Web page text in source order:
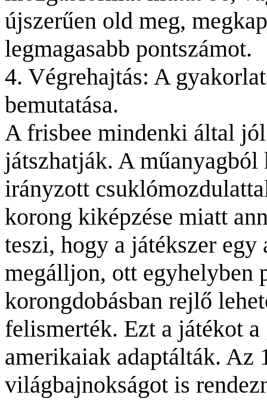
újszerűen old meg,
legmagasabb pontszámot.
4. Végrehajtás: A
bemutatása.
A frisbee mindenki által
játszhatják. A
irányzott
korong kiképzése miatt
teszi, hogy a játékszer
megálljon, ott egyhelyben
korongdobásban rejlő
felismerték. Ezt a játékot
amerikaiak adaptálták. Az
világbajnokságot is